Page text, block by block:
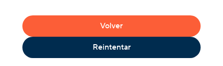
Volver
Reintentar